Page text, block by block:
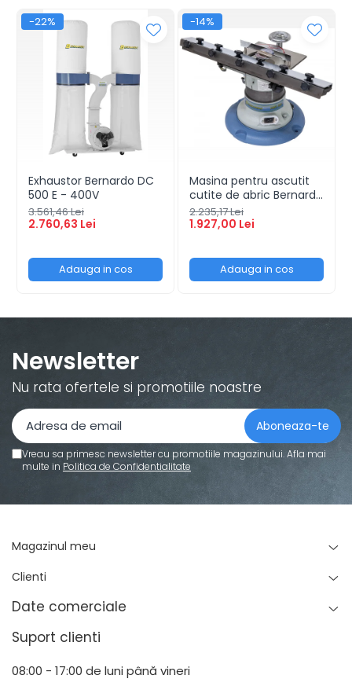
-22%
Exhaustor Bernardo DC
500 E - 400V
3.561,46 Lei
2.760,63 Lei
Adauga in cos
-14%
Masina pentru ascutit
cutite de abric Bernardo
HMS 600
2.235,17 Lei
1.927,00 Lei
Adauga in cos
Newsletter
Nu rata ofertele si promotiile noastre
Vreau sa primesc newsletter cu promotiile magazinului. Afla mai
multe in Politica de Confidentialitate
Magazinul meu
Clienti
Date comerciale
Suport clienti
08:00 - 17:00 de luni până vineri